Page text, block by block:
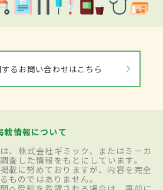
るお問い合わせはこちら
載情報について
、株式会社ギミック、またはミーカ
査した情報をもとにしています。
載に努めておりますが、内容を完全
ものではありません。